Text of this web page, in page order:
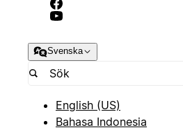
Svenska
English (US)
Bahasa Indonesia